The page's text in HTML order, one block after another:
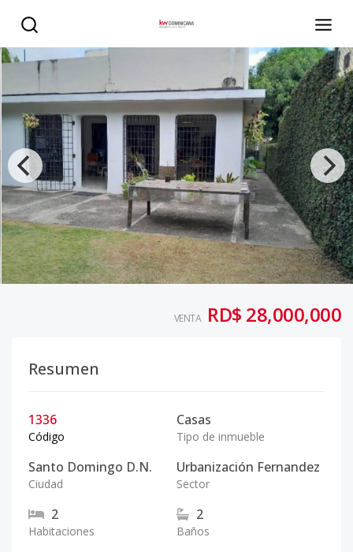
VENTA RD$ 28,000,000
Resumen
1336
Código
Casas
Tipo de inmueble
Santo Domingo D.N.
Ciudad
Urbanización Fernandez
Sector
2
Habitaciones
2
Baños